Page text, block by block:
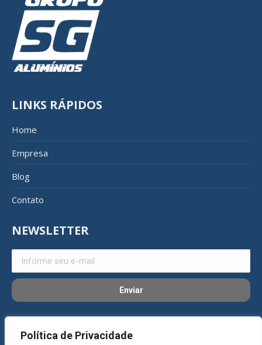
Política de Privacidade
LINKS RÁPIDOS
Home
Empresa
Blog
Contato
NEWSLETTER
REDES SOCIAIS